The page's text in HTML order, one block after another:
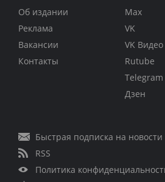
Об издании
Реклама
Вакансии
Контакты
Max
VK
VK Видео
Rutube
Telegram
Дзен
Быстрая подписка на новости
RSS
Политика